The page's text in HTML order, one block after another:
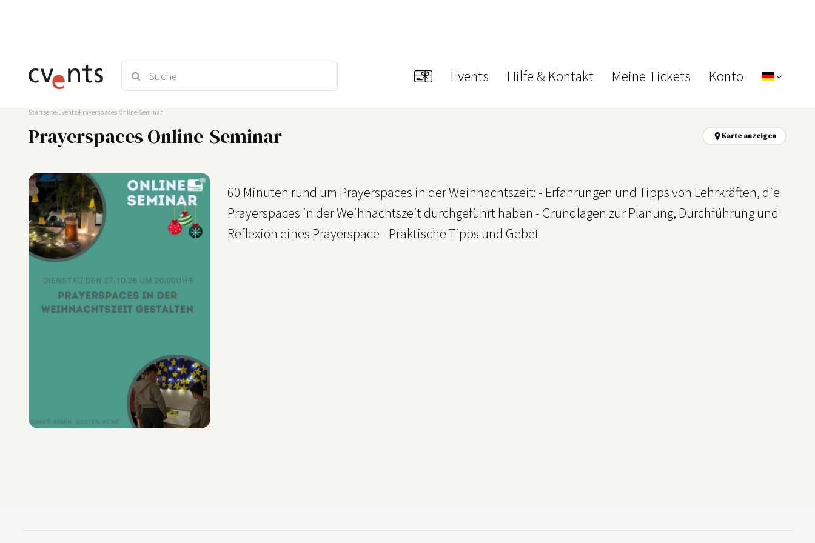
Events Hilfe & Kontakt Meine Tickets Konto
Startseite Events Prayerspaces Online-Seminar
Prayerspaces Online-Seminar Karte anzeigen
60 Minuten rund um Prayerspaces in der Weihnachtszeit: - Erfahrungen und Tipps von Lehrkräften, die
Prayerspaces in der Weihnachtszeit durchgeführt haben - Grundlagen zur Planung, Durchführung und
Reflexion eines Prayerspace - Praktische Tipps und Gebet